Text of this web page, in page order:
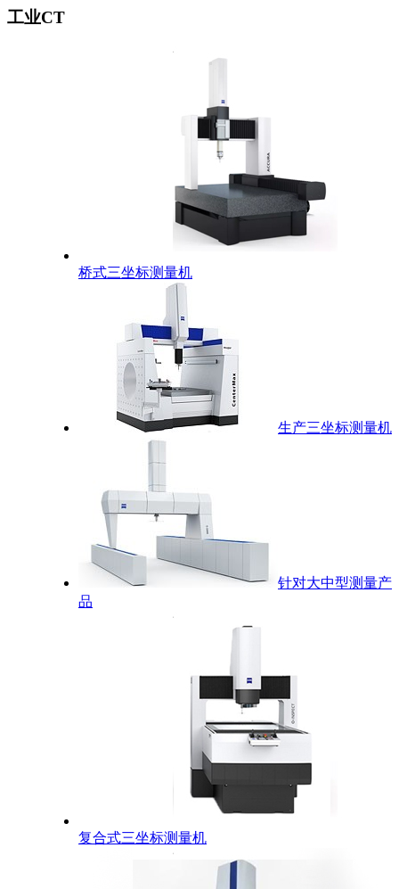
工业CT
桥式三坐标测量机
生产三坐标测量机
针对大中型测量产
品
复合式三坐标测量机